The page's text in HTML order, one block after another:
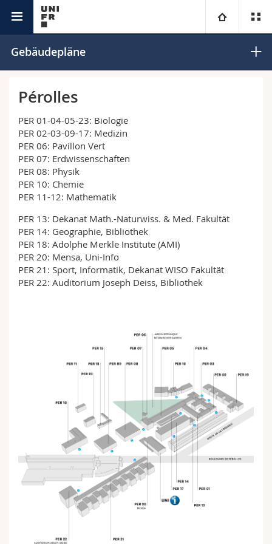
Universität
Campus
Forschung
Universität
Weiterbildung
Theologische Fak.
Rechtswissenschaftliche Fak.
Wirtschafts- und Sozialwissenschaftliche Fak.
Philosophische Fak.
Fak. für Erziehungs- und Bildungswissenschaften
Math.-Nat. und Med. Fak.
Informationen für
Studieninteressierte
Studierende
Medien
Forschende
Mitarbeitende
Ressourcen
Personenverzeichnis
Ortsplan
Bibliotheken
Webmail
Gebäudepläne
Pérolles
PER 01-04-05-23: Biologie
PER 02-03-09-17: Medizin
PER 06: Pavillon Vert
PER 07: Erdwissenschaften
PER 08: Physik
PER 10: Chemie
PER 11-12: Mathematik
PER 13: Dekanat Math.-Naturwiss. & Med. Fakultät
PER 14: Geographie, Bibliothek
PER 18: Adolphe Merkle Institute (AMI)
PER 20: Mensa, Uni-Info
PER 21: Sport, Informatik, Dekanat WISO Fakultät
PER 22: Auditorium Joseph Deiss, Bibliothek